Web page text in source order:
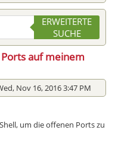
ERWEITERTE
SUCHE
auf meinem
Nov 16, 2016 3:47 PM
um die offenen Ports zu